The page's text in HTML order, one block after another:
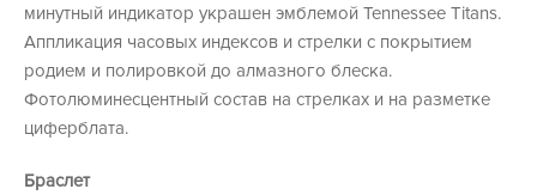
минутный индикатор украшен эмблемой Tennessee Titans.
Аппликация часовых индексов и стрелки с покрытием
родием и полировкой до алмазного блеска.
Фотолюминесцентный состав на стрелках и на разметке
циферблата.
Браслет